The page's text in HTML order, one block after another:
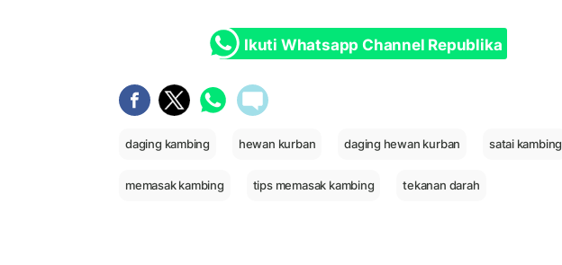
Ikuti Whatsapp Channel Republika
daging kambing hewan kurban daging hewan kurban satai kambing
memasak kambing tips memasak kambing tekanan darah